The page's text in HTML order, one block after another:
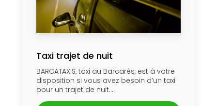
Taxi trajet de nuit
BARCATAXIS, taxi au Barcarès, est à votre
disposition si vous avez besoin d’un taxi
pour un trajet de nuit....